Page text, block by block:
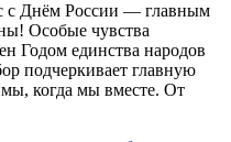
с Днём России — главным
Особые чувства
Годом единства народов
подчеркивает главную
когда мы вместе. От